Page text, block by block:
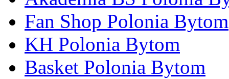
Fan Shop Polonia Bytom
KH Polonia Bytom
Basket Polonia Bytom